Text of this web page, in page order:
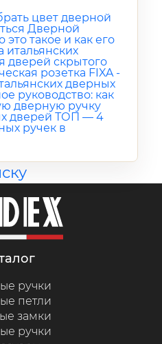
цвет дверной
Дверной
это такое и как его
итальянских
дверей скрытого
розетка FIXA -
дверных
руководство: как
дверную ручку
дверей ТОП — 4
ручек в
ручки
петли
замки
ручки